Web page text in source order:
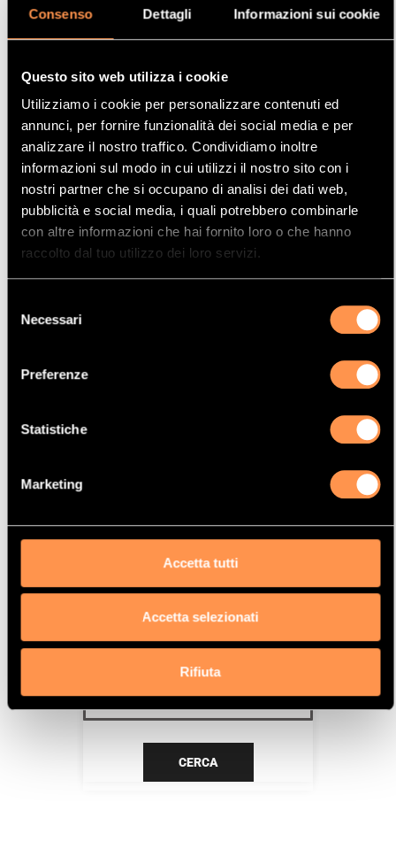
Consenso Dettagli Informazioni sui cookie
Questo sito web utilizza i cookie
Utilizziamo i cookie per personalizzare contenuti ed
annunci, per fornire funzionalità dei social media e per
analizzare il nostro traffico. Condividiamo inoltre
informazioni sul modo in cui utilizzi il nostro sito con i
nostri partner che si occupano di analisi dei dati web,
pubblicità e social media, i quali potrebbero combinarle
con altre informazioni che hai fornito loro o che hanno
raccolto dal tuo utilizzo dei loro servizi.
delNecessari
Preferenze
Statistiche
Marketing
Accetta tutti
Accetta selezionati
Rifiuta
Mostrare Per pagina
La vostra selezione
Prodotto
Catalizzatore
Manufacturer
Versione
Motor code
Data
CERCA IL TUO PRODOTTO PER
CERCA